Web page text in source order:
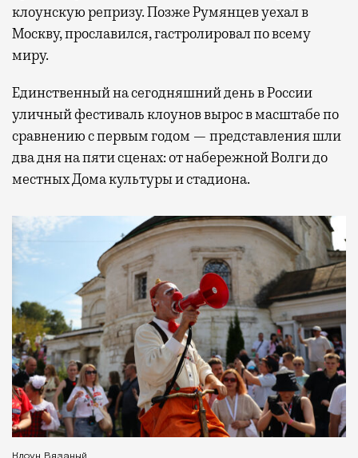
клоунскую репризу. Позже Румянцев уехал в
Москву, прославился, гастролировал по всему
миру.
Единственный на сегодняшний день в России
уличный фестиваль клоунов вырос в масштабе по
сравнению с первым годом — представления шли
два дня на пяти сценах: от набережной Волги до
местных Дома культуры и стадиона.